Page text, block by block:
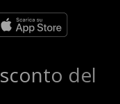
sconto del